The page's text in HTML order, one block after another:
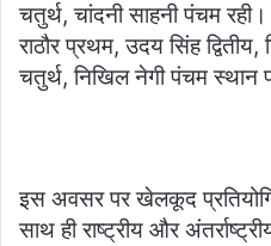
चतुर्थ, चांदनी साहनी पंचम
राठौर प्रथम, उदय सिंह
चतुर्थ, निखिल नेगी पंचम स्थान
इस अवसर पर खेलकूद
साथ ही राष्ट्रीय और